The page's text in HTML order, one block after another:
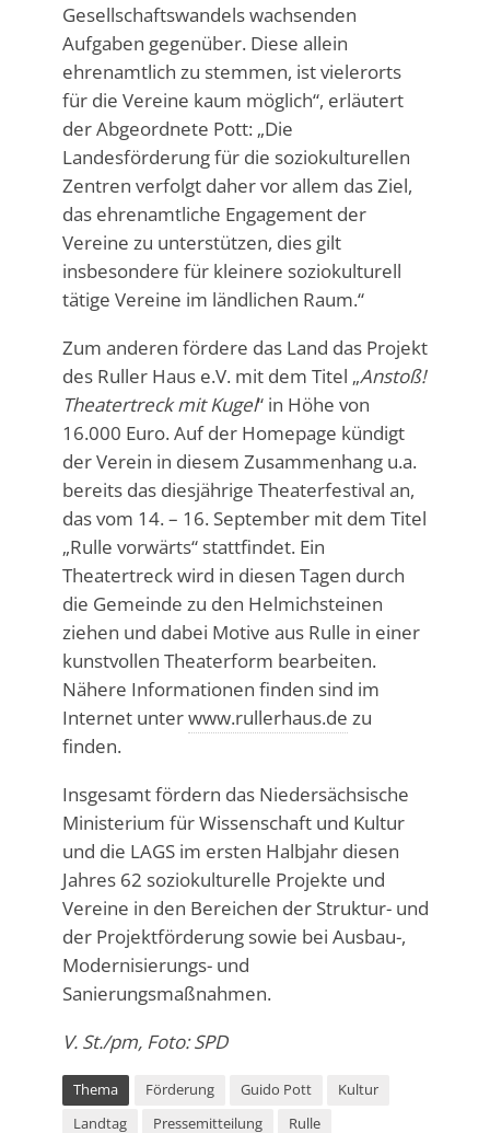
Gesellschaftswandels wachsenden
Aufgaben gegenüber. Diese allein
ehrenamtlich zu stemmen, ist vielerorts
für die Vereine kaum möglich“, erläutert
der Abgeordnete Pott: „Die
Landesförderung für die soziokulturellen
Zentren verfolgt daher vor allem das Ziel,
das ehrenamtliche Engagement der
Vereine zu unterstützen, dies gilt
insbesondere für kleinere soziokulturell
tätige Vereine im ländlichen Raum.“
Zum anderen fördere das Land das Projekt
des Ruller Haus e.V. mit dem Titel „Anstoß!
Theatertreck mit Kugel“ in Höhe von
16.000 Euro. Auf der Homepage kündigt
der Verein in diesem Zusammenhang u.a.
bereits das diesjährige Theaterfestival an,
das vom 14. – 16. September mit dem Titel
„Rulle vorwärts“ stattfindet. Ein
Theatertreck wird in diesen Tagen durch
die Gemeinde zu den Helmichsteinen
ziehen und dabei Motive aus Rulle in einer
kunstvollen Theaterform bearbeiten.
Nähere Informationen finden sind im
Internet unterwww.rullerhaus.de zu
finden.
Insgesamt fördern das Niedersächsische
Ministerium für Wissenschaft und Kultur
und die LAGS im ersten Halbjahr diesen
Jahres 62 soziokulturelle Projekte und
Vereine in den Bereichen der Struktur- und
der Projektförderung sowie bei Ausbau-,
Modernisierungs- und
Sanierungsmaßnahmen.
V. St./pm, Foto: SPD
Thema Förderung Guido Pott
Kultur
Landtag
Pressemitteilung Rulle